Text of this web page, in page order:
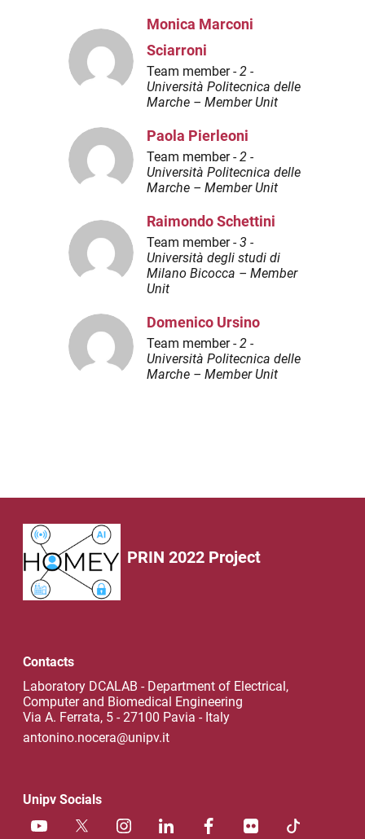
Monica Marconi
Sciarroni
Team member -2 -
Università Politecnica delle
Marche – Member Unit
Paola Pierleoni
Team member -2 -
Università Politecnica delle
Marche – Member Unit
Raimondo Schettini
Team member -3 -
Università degli studi di
Milano Bicocca – Member
Unit
Domenico Ursino
Team member -2 -
Università Politecnica delle
Marche – Member Unit
PRIN 2022 Project
Contacts
Laboratory DCALAB - Department of Electrical,
Computer and Biomedical Engineering
Via A. Ferrata, 5 - 27100 Pavia - Italy
antonino.nocera@unipv.it
Unipv Socials